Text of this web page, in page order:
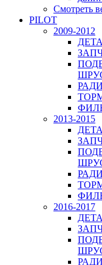
Смотреть
PILOT
2009-2012
2013-2015
2016-2017